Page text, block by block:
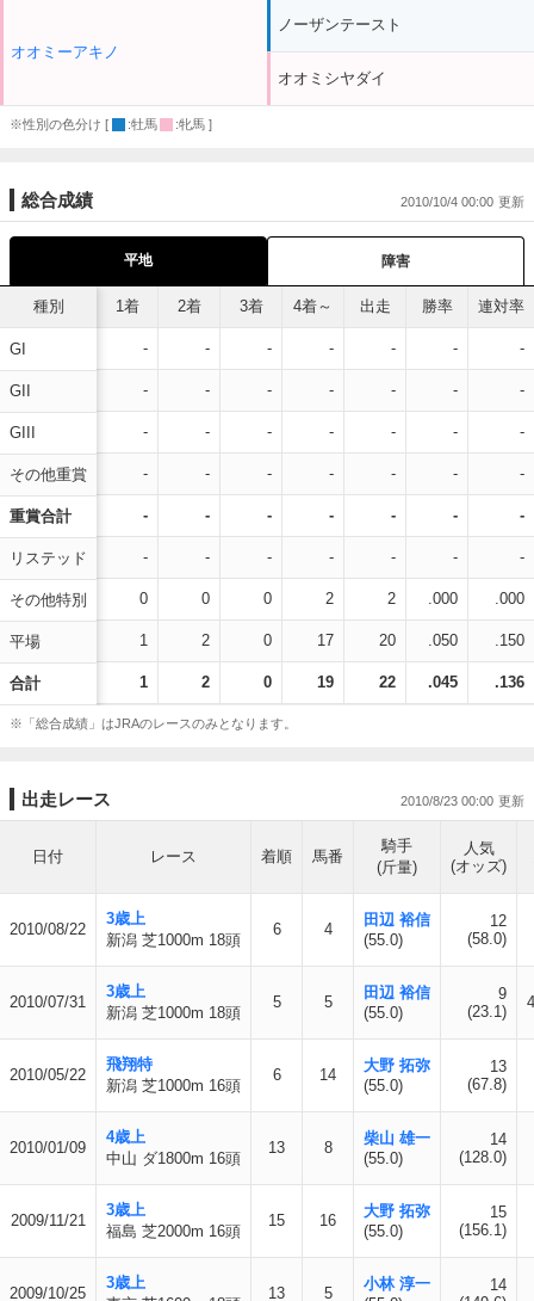
オオミーアキノ
ノーザンテースト
オオミシヤダイ
※性別の色分け [ :牡馬 :牝馬 ]
総合成績 2010/10/4 00:00
平地 障害
種別
GI
GII
GIII
その他重賞
重賞合計
リステッド
その他特別
平場
合計
1着 2着 3着 4着～ 出走 勝率 連対率
- - - - - - -
- - - - - - -
- - - - - - -
- - - - - - -
- - - - - - -
- - - - - - -
0 0 0 2 2 .000 .000
1 2 0 17 20 .050 .150
1 2 0 19 22 .045 .136
※「総合成績」はJRAのレースのみとなります。
出走レース 2010/8/23 00:00
日付 レース 着順 馬番
騎手
(斤量)
人気
(オッズ)
2010/08/22
3歳上
新潟 芝1000m 18頭
6 4
田辺 裕信
(55.0)
12
(58.0)
2010/07/31
3歳上
新潟 芝1000m 18頭
5 5
田辺 裕信
(55.0)
9
(23.1)
2010/05/22
飛翔特
新潟 芝1000m 16頭
6 14
大野 拓弥
(55.0)
13
(67.8)
2010/01/09
4歳上
中山 ダ1800m 16頭
13 8
柴山 雄一
(55.0)
14
(128.0)
2009/11/21
3歳上
福島 芝2000m 16頭
15 16
大野 拓弥
(55.0)
15
(156.1)
2009/10/25
3歳上
13 5
小林 淳一
14